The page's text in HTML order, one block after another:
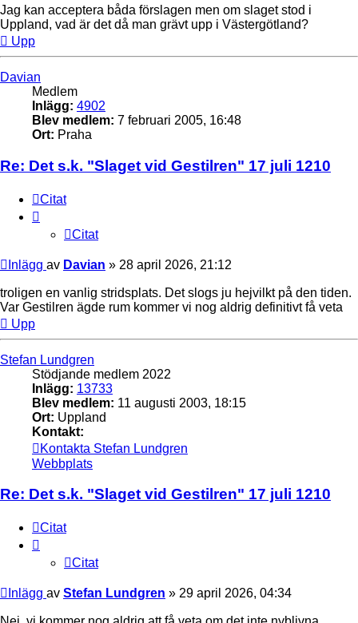
Jag kan acceptera båda förslagen men om slaget stod i
Uppland, vad är det då man grävt upp i Västergötland?
Upp
Davian
Medlem
Inlägg: 4902
Blev medlem: 7 februari 2005, 16:48
Ort: Praha
Re: Det s.k. "Slaget vid Gestilren" 17 juli 1210
Citat
Citat
Inlägg av Davian » 28 april 2026, 21:12
troligen en vanlig stridsplats. Det slogs ju hejvilkt på den tiden.
Var Gestilren ägde rum kommer vi nog aldrig definitivt få veta
Upp
Stefan Lundgren
Stödjande medlem 2022
Inlägg: 13733
Blev medlem: 11 augusti 2003, 18:15
Ort: Uppland
Kontakt:
Kontakta Stefan Lundgren
Webbplats
Re: Det s.k. "Slaget vid Gestilren" 17 juli 1210
Citat
Citat
Inlägg av Stefan Lundgren » 29 april 2026, 04:34